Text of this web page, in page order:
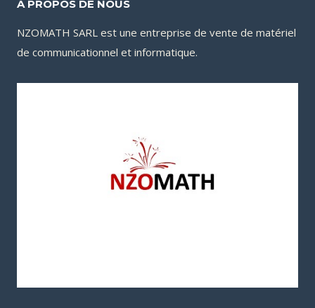
A PROPOS DE NOUS
NZOMATH SARL est une entreprise de vente de matériel
de communicationnel et informatique.